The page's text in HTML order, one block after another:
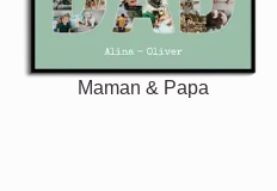
Maman & Papa